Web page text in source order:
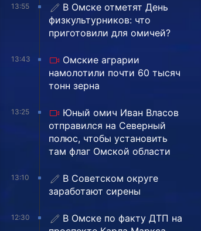
13:55
В Омске отметят День
физкультурников: что
приготовили для омичей?
13:43
Омские аграрии
намолотили почти 60 тысяч
тонн зерна
13:25
Юный омич Иван Власов
отправился на Северный
полюс, чтобы установить
там флаг Омской области
13:10
В Советском округе
заработают сирены
12:30
В Омске по факту ДТП на